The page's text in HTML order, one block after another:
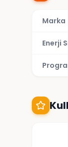
Marka
Enerji